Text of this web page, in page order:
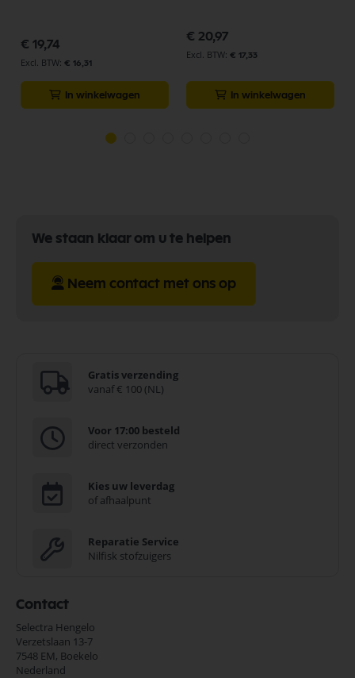
€ 19,74
€ 16,31
In winkelwagen
€ 20,97
€ 17,33
In winkelwagen
We staan klaar om u te helpen
Neem contact met ons op
Gratis verzending
vanaf € 100 (NL)
Voor 17:00 besteld
direct verzonden
Kies uw leverdag
of afhaalpunt
Reparatie Service
Nilfisk stofzuigers
Contact
Selectra Hengelo
Verzetslaan 13-7
7548 EM, Boekelo
Nederland